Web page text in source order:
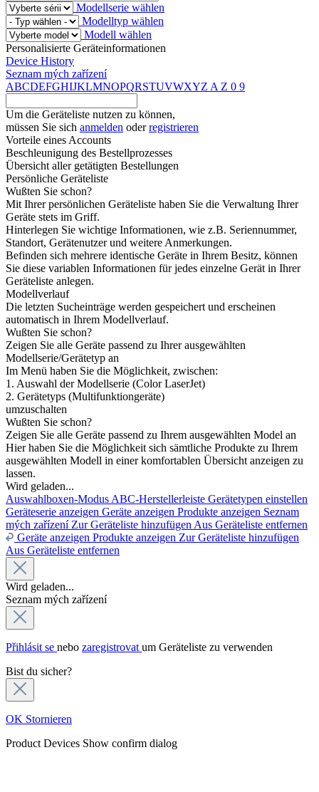
Modellserie wählen
Modelltyp wählen
Modell wählen
Personalisierte Geräteinformationen
Device History
Seznam mých zařízení
ABCDEFGHIJKLMNOPQRSTUVWXYZ A Z 0 9
Um die Geräteliste nutzen zu können,
müssen Sie sich anmelden oderregistrieren
Vorteile eines Accounts
Beschleunigung des Bestellprozesses
Übersicht aller getätigten Bestellungen
Persönliche Geräteliste
Wußten Sie schon?
Mit Ihrer persönlichen Geräteliste haben Sie die Verwaltung Ihrer
Geräte stets im Griff.
Hinterlegen Sie wichtige Informationen, wie z.B. Seriennummer,
Standort, Gerätenutzer und weitere Anmerkungen.
Befinden sich mehrere identische Geräte in Ihrem Besitz, können
Sie diese variablen Informationen für jedes einzelne Gerät in Ihrer
Geräteliste anlegen.
Modellverlauf
Die letzten Sucheinträge werden gespeichert und erscheinen
automatisch in Ihrem Modellverlauf.
Wußten Sie schon?
Zeigen Sie alle Geräte passend zu Ihrer ausgewählten
Modellserie/Gerätetyp an
Im Menü haben Sie die Möglichkeit, zwischen:
1. Auswahl der Modellserie (Color LaserJet)
2. Gerätetyps (Multifunktiongeräte)
umzuschalten
Wußten Sie schon?
Zeigen Sie alle Geräte passend zu Ihrem ausgewählten Model an
Hier haben Sie die Möglichkeit sich sämtliche Produkte zu Ihrem
ausgewählten Modell in einer komfortablen Übersicht anzeigen zu
lassen.
Wird geladen...
Auswahlboxen-Modus ABC-Herstellerleiste Gerätetypen einstellen
Geräteserie anzeigen Geräte anzeigen Produkte anzeigen Seznam
mých zařízení Zur Geräteliste hinzufügen Aus Geräteliste entfernen
Geräte anzeigen Produkte anzeigen Zur Geräteliste hinzufügen
Aus Geräteliste entfernen
Wird geladen...
Seznam mých zařízení
Přihlásit se nebo zaregistrovat um Geräteliste zu verwenden
Bist du sicher?
OK Stornieren
Product Devices Show confirm dialog